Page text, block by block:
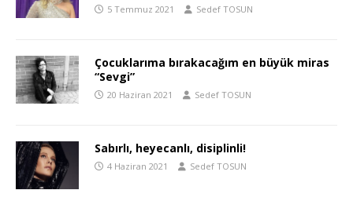
5 Temmuz 2021 Sedef TOSUN
Çocuklarıma bırakacağım en büyük miras
“Sevgi”
20 Haziran 2021 Sedef TOSUN
Sabırlı, heyecanlı, disiplinli!
4 Haziran 2021 Sedef TOSUN